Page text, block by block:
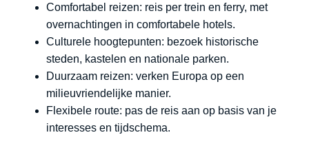
Comfortabel reizen: reis per trein en ferry, met
overnachtingen in comfortabele hotels.
Culturele hoogtepunten: bezoek historische
steden, kastelen en nationale parken.
Duurzaam reizen: verken Europa op een
milieuvriendelijke manier.
Flexibele route: pas de reis aan op basis van je
interesses en tijdschema.